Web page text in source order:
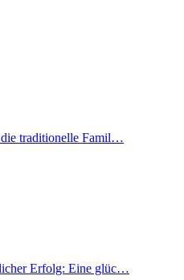
traditionelle Famil…
Erfolg: Eine glüc…